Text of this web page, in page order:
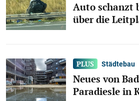
Auto schanzt
über die
Städtebau
Neues von
Paradiesle in